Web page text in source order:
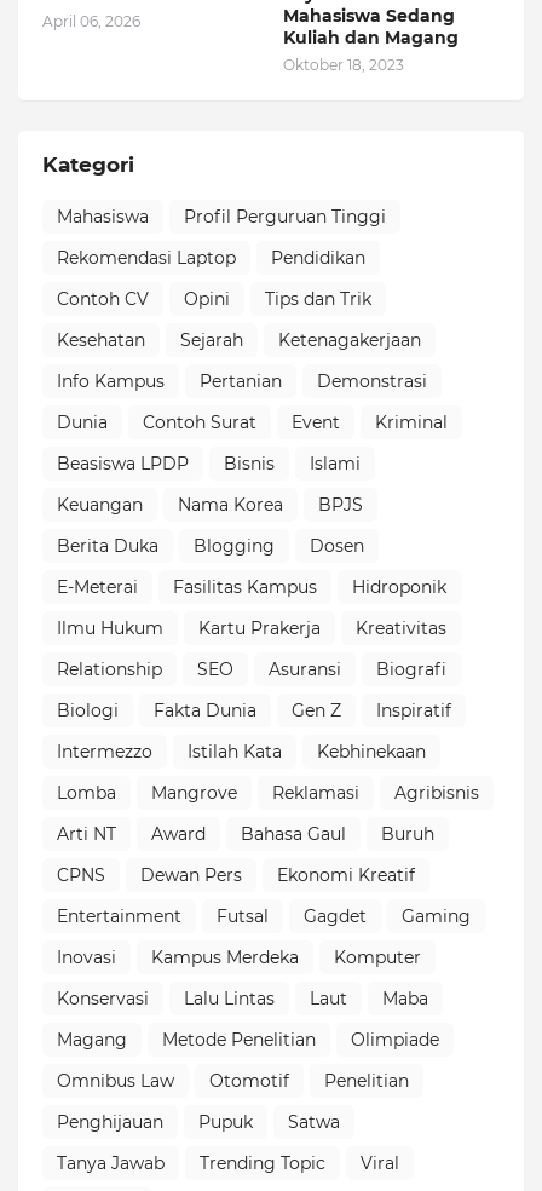
April 06, 2026
Mahasiswa Sedang
Kuliah dan Magang
Oktober 18, 2023
Kategori
Mahasiswa
Profil Perguruan Tinggi
Rekomendasi Laptop
Pendidikan
Contoh CV
Opini
Tips dan Trik
Kesehatan
Sejarah
Ketenagakerjaan
Info Kampus
Pertanian
Demonstrasi
Dunia
Contoh Surat Event
Kriminal
Beasiswa LPDP
Bisnis
Islami
Keuangan
Nama Korea
BPJS
Berita Duka
Blogging
Dosen
E-Meterai
Fasilitas Kampus
Hidroponik
Ilmu Hukum
Kartu Prakerja
Kreativitas
Relationship
SEO Asuransi
Biografi
Biologi
Fakta Dunia Gen Z
Inspiratif
Intermezzo
Istilah Kata
Kebhinekaan
Lomba
Mangrove Reklamasi
Agribisnis
Arti NT
Award Bahasa Gaul
Buruh
CPNS
Dewan Pers
Ekonomi Kreatif
Entertainment
Futsal Gagdet
Gaming
Inovasi
Kampus Merdeka
Komputer
Konservasi
Lalu Lintas Laut
Maba
Magang
Metode Penelitian
Olimpiade
Omnibus Law
Otomotif
Penelitian
Penghijauan
Pupuk
Satwa
Tanya Jawab
Trending Topic
Viral